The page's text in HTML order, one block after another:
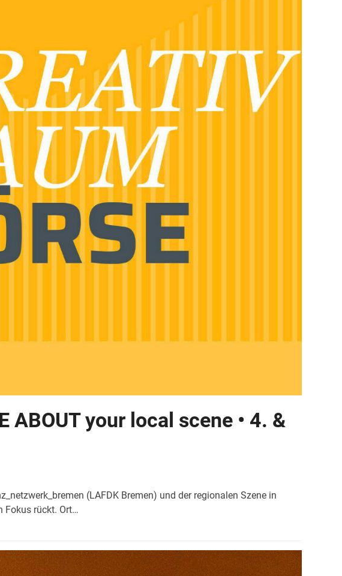
ABOUT your local scene • 4. &
(LAFDK Bremen) und der regionalen Szene in
Fokus rückt. Ort…